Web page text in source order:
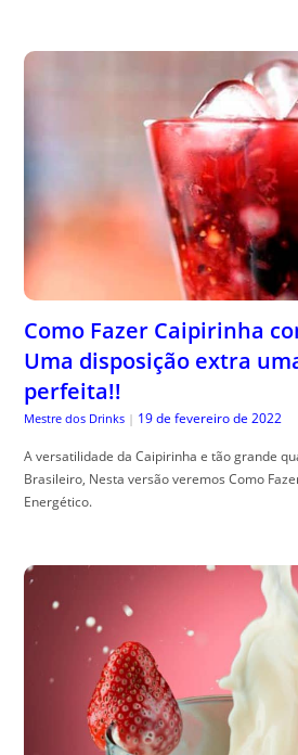
Como Fazer Caipirinha
Uma disposição extra
perfeita!!
Mestre dos Drinks | 19 de fevereiro de 2022
A versatilidade da Caipirinha e tão grande
Brasileiro, Nesta versão veremos Como
Energético.